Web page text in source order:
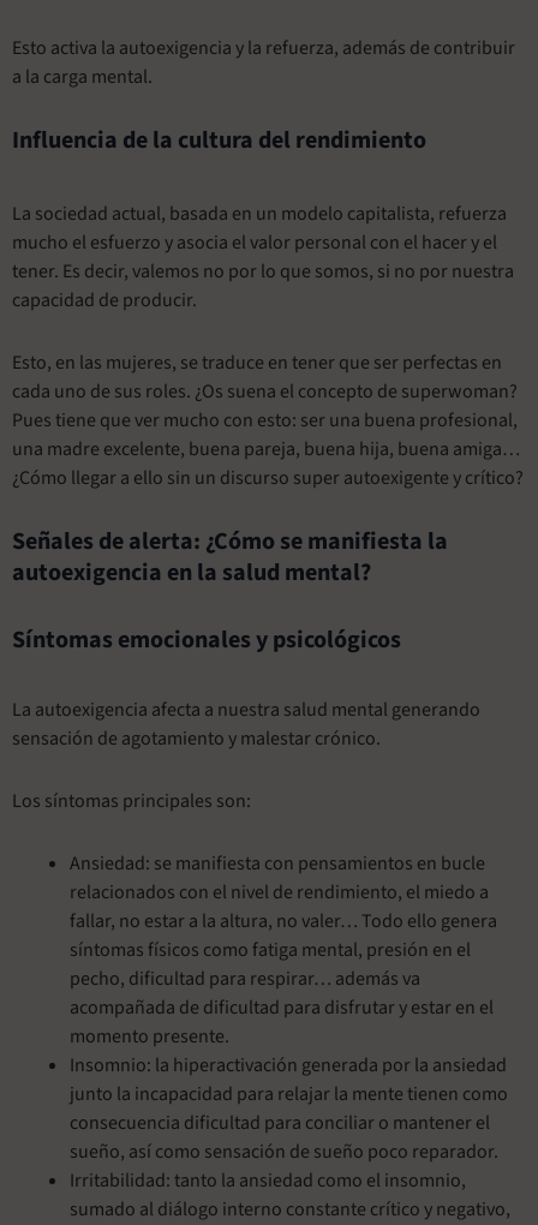
Esto activa la autoexigencia y la refuerza, además de contribuir
a la carga mental.
Influencia de la cultura del rendimiento
La sociedad actual, basada en un modelo capitalista, refuerza
mucho el esfuerzo y asocia el valor personal con el hacer y el
tener. Es decir, valemos no por lo que somos, si no por nuestra
capacidad de producir.
Esto, en las mujeres, se traduce en tener que ser perfectas en
cada uno de sus roles. ¿Os suena el concepto de superwoman?
Pues tiene que ver mucho con esto: ser una buena profesional,
una madre excelente, buena pareja, buena hija, buena amiga…
¿Cómo llegar a ello sin un discurso super autoexigente y crítico?
Señales de alerta: ¿Cómo se manifiesta la
autoexigencia en la salud mental?
Síntomas emocionales y psicológicos
La autoexigencia afecta a nuestra salud mental generando
sensación de agotamiento y malestar crónico.
Los síntomas principales son:
Ansiedad: se manifiesta con pensamientos en bucle
relacionados con el nivel de rendimiento, el miedo a
fallar, no estar a la altura, no valer… Todo ello genera
síntomas físicos como fatiga mental, presión en el
pecho, dificultad para respirar… además va
acompañada de dificultad para disfrutar y estar en el
momento presente.
Insomnio: la hiperactivación generada por la ansiedad
junto la incapacidad para relajar la mente tienen como
consecuencia dificultad para conciliar o mantener el
sueño, así como sensación de sueño poco reparador.
Irritabilidad: tanto la ansiedad como el insomnio,
sumado al diálogo interno constante crítico y negativo,